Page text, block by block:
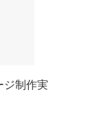
ジ制作実